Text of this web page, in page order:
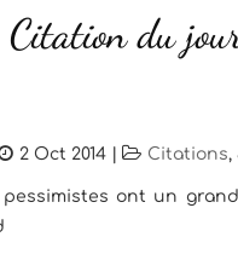
Citation du
2 Oct 2014 | Citations,
pessimistes ont un